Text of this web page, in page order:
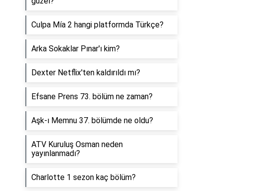
Culpa Mía 2 hangi platformda Türkçe?
Arka Sokaklar Pınar'ı kim?
Dexter Netflix'ten kaldırıldı mı?
Efsane Prens 73. bölüm ne zaman?
Aşk-ı Memnu 37. bölümde ne oldu?
ATV Kuruluş Osman neden
yayınlanmadı?
Charlotte 1 sezon kaç bölüm?